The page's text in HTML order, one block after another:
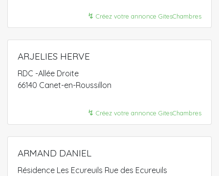
↯ Créez votre annonce GitesChambres
ARJELIES HERVE
RDC -Allée Droite
66140 Canet-en-Roussillon
↯ Créez votre annonce GitesChambres
ARMAND DANIEL
Résidence Les Ecureuils Rue des Ecureuils